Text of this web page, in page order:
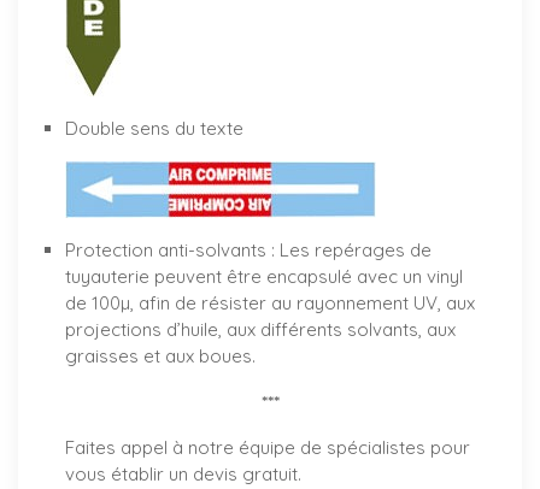
Double sens du texte
Protection anti-solvants : Les repérages de
tuyauterie peuvent être encapsulé avec un vinyl
de 100µ, afin de résister au rayonnement UV, aux
projections d’huile, aux différents solvants, aux
graisses et aux boues.
***
Faites appel à notre équipe de spécialistes pour
vous établir un devis gratuit.